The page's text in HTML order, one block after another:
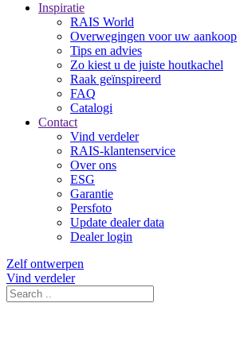
Inspiratie
RAIS World
Overwegingen voor uw aankoop
Tips en advies
Zo kiest u de juiste houtkachel
Raak geïnspireerd
FAQ
Catalogi
Contact
Vind verdeler
RAIS-klantenservice
Over ons
ESG
Garantie
Persfoto
Update dealer data
Dealer login
Zelf ontwerpen
Vind verdeler